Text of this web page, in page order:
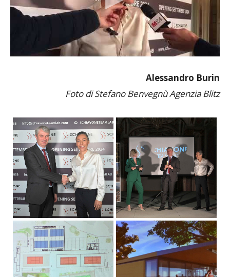
Alessandro Burin
Foto di Stefano Benvegnù Agenzia Blitz